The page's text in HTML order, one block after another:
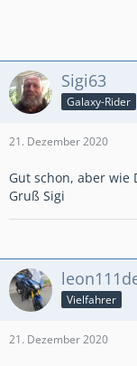
Sigi63
Galaxy-Rider
21. Dezember 2020
Gut schon, aber wie
Gruß Sigi
Starflite, Kreidler RM
CBR1100 XX,MT 09
Vielfahrer
21. Dezember 2020